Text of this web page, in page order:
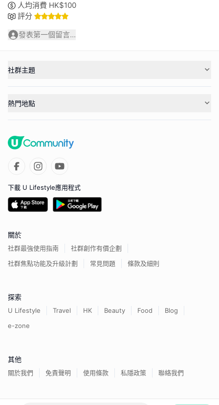
人均消費 HK$100
評分
發表第一個留言...
社群主題
熱門地點
下載 U Lifestyle應用程式
關於
社群最強使用指南
社群創作有價企劃
社群焦點功能及升級計劃
常見問題 條款及細則
探索
U Lifestyle Travel HK Beauty Food
Blog
e-zone
其他
關於我們 免責聲明 使用條款 私隱政策 聯絡我們